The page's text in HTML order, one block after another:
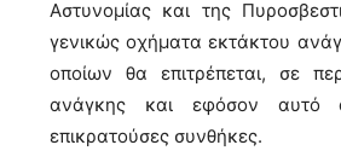
Αστυνομίας και της
γενικώς οχήματα εκτάκτου
οποίων θα επιτρέπεται, σε
ανάγκης και εφόσον αυτό
επικρατούσες συνθήκες.